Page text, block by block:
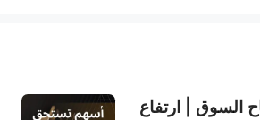
لا تقدم منصة سهم أي مشورة استثمارية، ولا تقدم أي التزامات أو ضمانات.
السوق | ارتفاع